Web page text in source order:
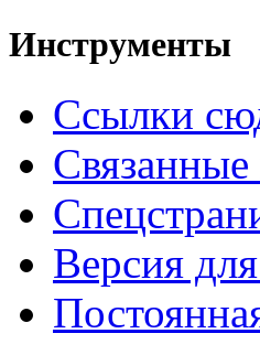
Инструменты
Ссылки
Связанные
Версия